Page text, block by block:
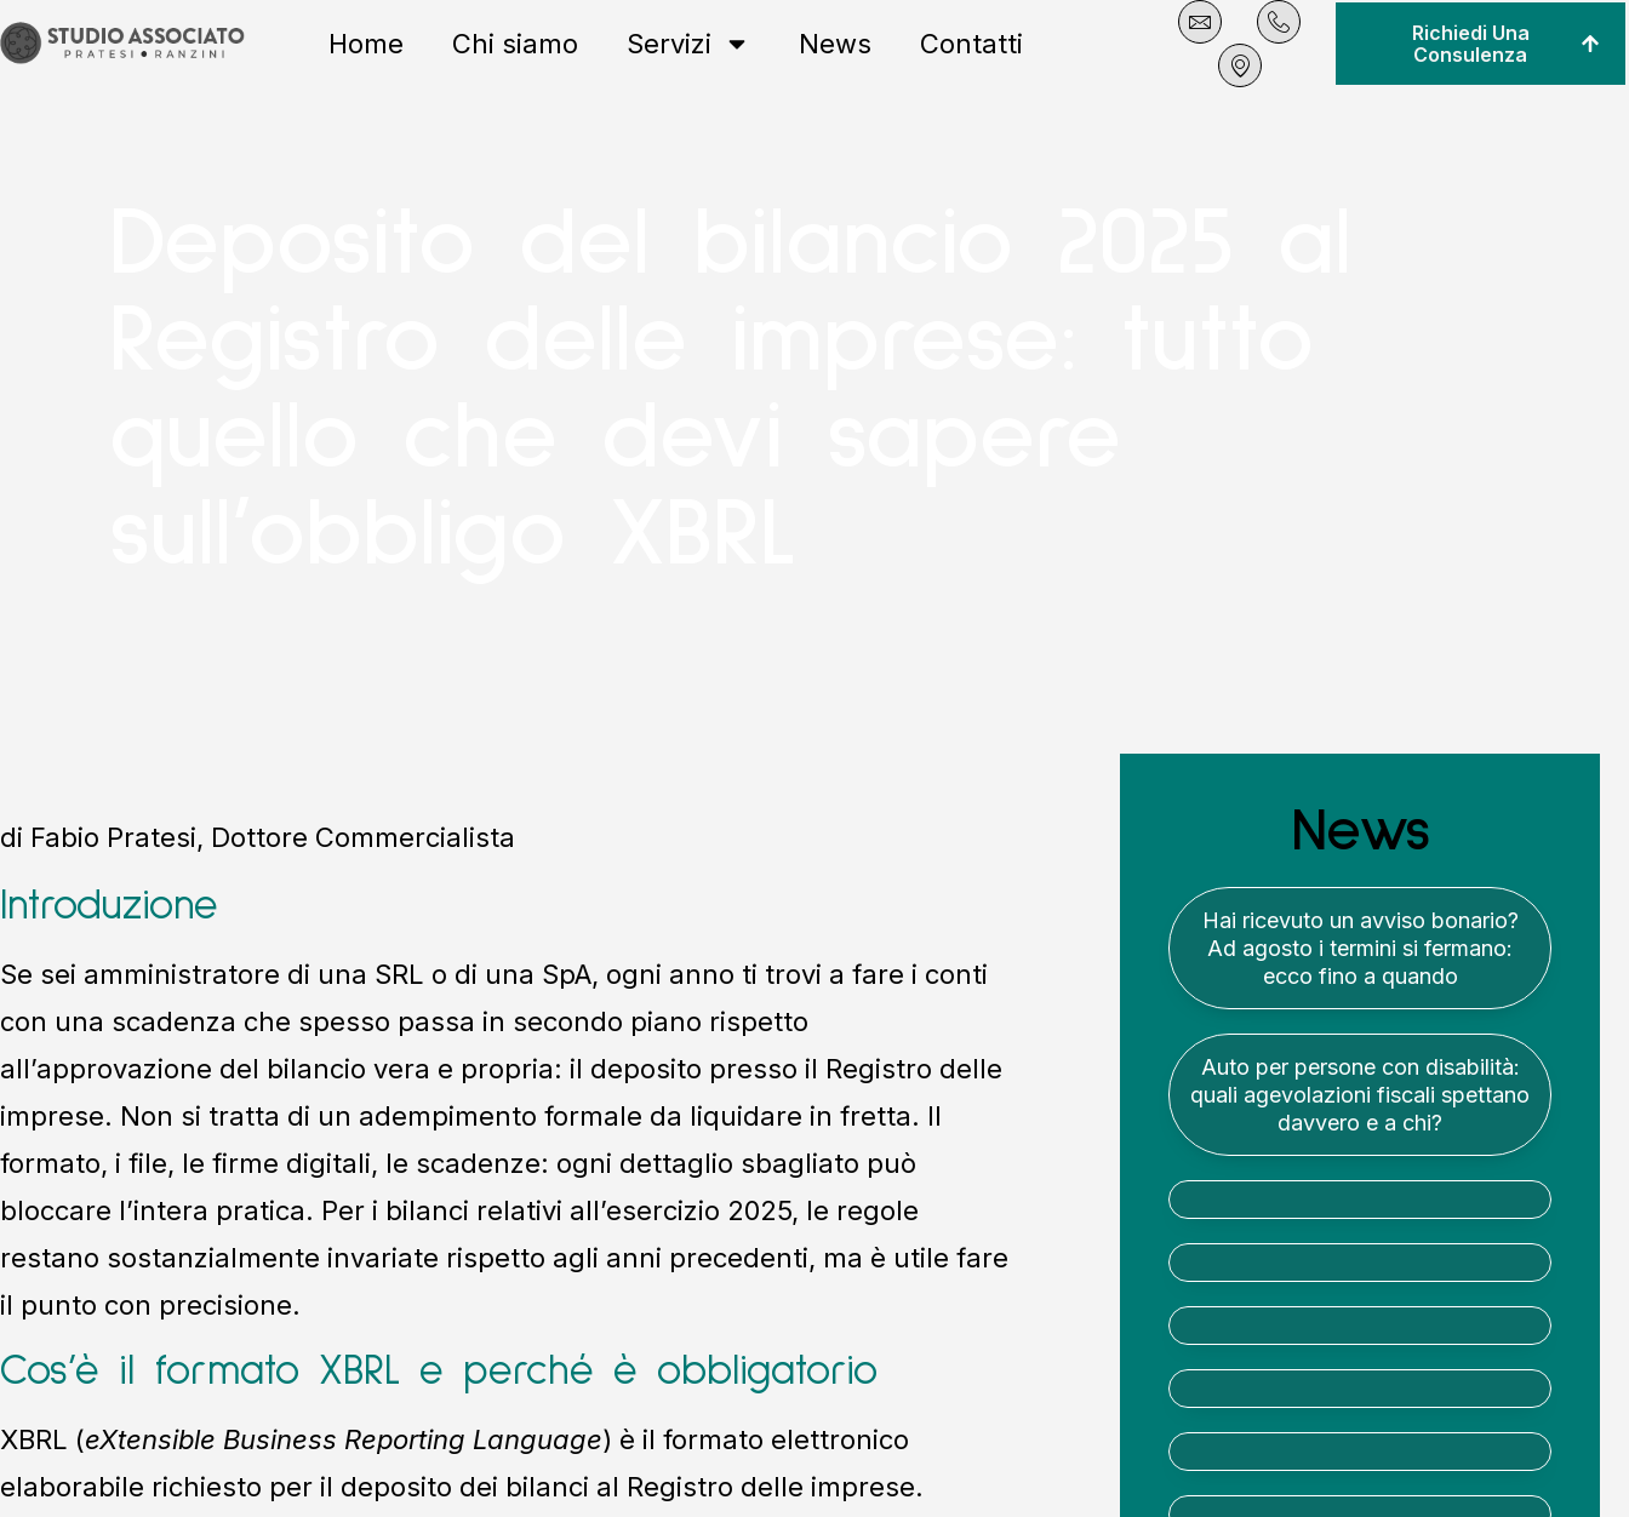
Home Chi siamo Servizi News Contatti
Richiedi Una
Consulenza
di Fabio Pratesi, Dottore Commercialista
Introduzione
Se sei amministratore di una SRL o di una SpA, ogni anno ti trovi a fare i conti
con una scadenza che spesso passa in secondo piano rispetto
all’approvazione del bilancio vera e propria: il deposito presso il Registro delle
imprese. Non si tratta di un adempimento formale da liquidare in fretta. Il
formato, i file, le firme digitali, le scadenze: ogni dettaglio sbagliato può
bloccare l’intera pratica. Per i bilanci relativi all’esercizio 2025, le regole
restano sostanzialmente invariate rispetto agli anni precedenti, ma è utile fare
il punto con precisione.
Cos’è il formato XBRL e perché è obbligatorio
XBRL (eXtensible Business Reporting Language) è il formato elettronico
elaborabile richiesto per il deposito dei bilanci al Registro delle imprese.
News
Hai ricevuto un avviso bonario?
Ad agosto i termini si fermano:
ecco fino a quando
Auto per persone con disabilità:
quali agevolazioni fiscali spettano
davvero e a chi?